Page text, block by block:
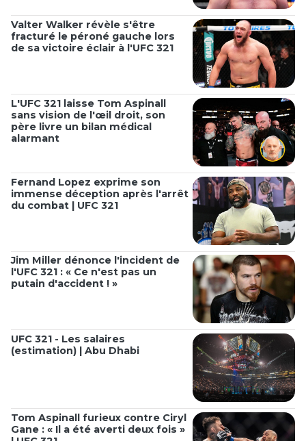
Valter Walker révèle s'être
fracturé le péroné gauche lors
de sa victoire éclair à l'UFC 321
L'UFC 321 laisse Tom Aspinall
sans vision de l'œil droit, son
père livre un bilan médical
alarmant
Fernand Lopez exprime son
immense déception après l'arrêt
du combat | UFC 321
Jim Miller dénonce l'incident de
l'UFC 321 : « Ce n'est pas un
putain d'accident ! »
UFC 321 - Les salaires
(estimation) | Abu Dhabi
Tom Aspinall furieux contre Ciryl
Gane : « Il a été averti deux fois »